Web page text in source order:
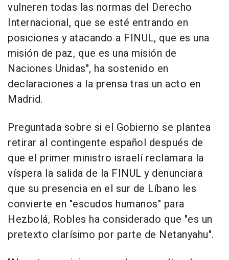
vulneren todas las normas del Derecho
Internacional, que se esté entrando en
posiciones y atacando a FINUL, que es una
misión de paz, que es una misión de
Naciones Unidas", ha sostenido en
declaraciones a la prensa tras un acto en
Madrid.
Preguntada sobre si el Gobierno se plantea
retirar al contingente español después de
que el primer ministro israelí reclamara la
víspera la salida de la FINUL y denunciara
que su presencia en el sur de Líbano les
convierte en "escudos humanos" para
Hezbolá, Robles ha considerado que "es un
pretexto clarísimo por parte de Netanyahu".